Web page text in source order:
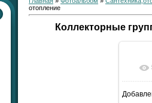
отопление
Коллекторные